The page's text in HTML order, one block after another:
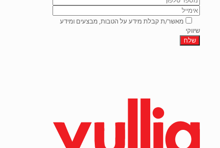
מאשר/ת קבלת מידע על הטבות, מבצעים ומידע
שיווקי